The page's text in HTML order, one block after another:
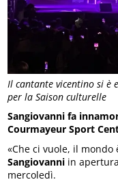
Il cantante vicentino si è
per la Saison culturelle
Sangiovanni fa
Courmayeur Sport
«Che ci vuole, il
Sangiovanni in
mercoledì.